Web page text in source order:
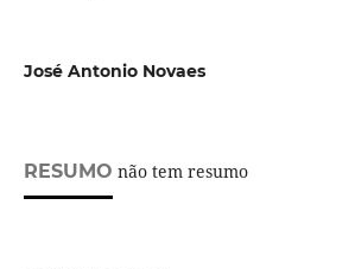
José Antonio Novaes
RESUMO não tem resumo